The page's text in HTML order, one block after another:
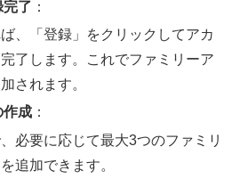
完了 ：
、「登録」をクリックしてアカ
了します。これでファミリーア
されます。
作成 ：
必要に応じて最大3つのファミリ
追加できます。